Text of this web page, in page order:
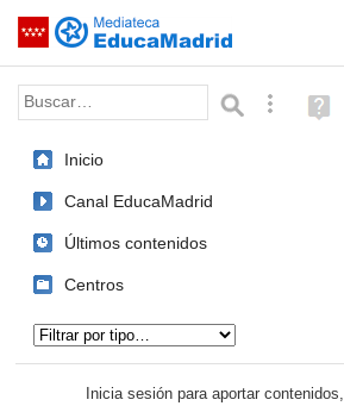
Saltar navegación
Palabra o frase: BúsquedaAyuda
(en
Inicio
Canal EducaMadrid
Últimos contenidos
Centros
Inicia sesión para aportar